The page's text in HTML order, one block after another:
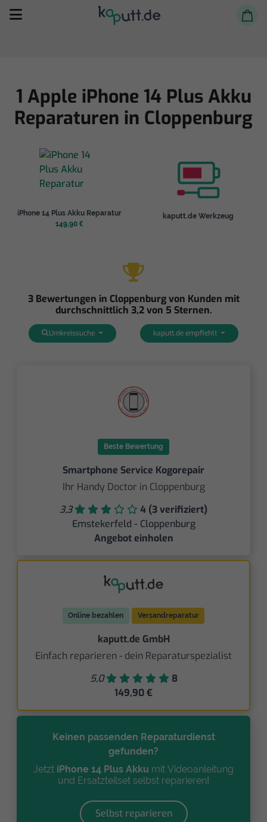
Selbst reparieren
Reparieren lassen
Shop
1 Apple iPhone 14 Plus Akku
Reparaturen in Cloppenburg
iPhone 14 Plus Akku Reparatur
149,90 €
kaputt.de Werkzeug
3 Bewertungen in Cloppenburg von Kunden mit
durchschnittlich 3,2 von 5 Sternen.
Umkreissuche kaputt.de empfiehlt
Beste Bewertung
Smartphone Service Kogorepair
Ihr Handy Doctor in Cloppenburg
3,3
4 (3 verifiziert)
Emstekerfeld - Cloppenburg
Angebot einholen
Online bezahlen Versandreparatur
kaputt.de GmbH
Einfach reparieren - dein Reparaturspezialist
5,0
8
149,90 €
Keinen passenden Reparaturdienst
gefunden?
Jetzt iPhone 14 Plus Akku mit Videoanleitung
und Ersatzteilset selbst reparieren!
Selbst reparieren